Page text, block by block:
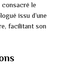
consacré le
issu d’une
facilitant son